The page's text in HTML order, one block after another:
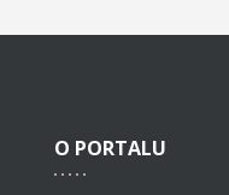
O PORTALU